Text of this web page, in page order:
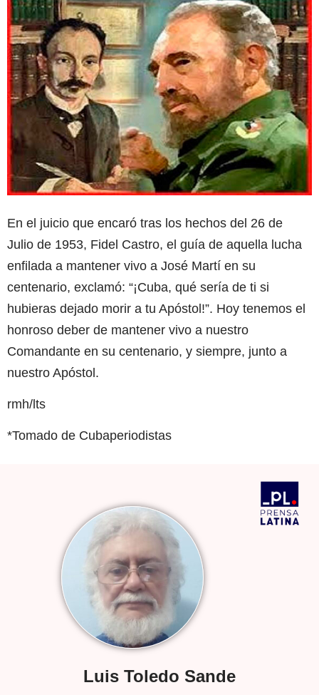
En el juicio que encaró tras los hechos del 26 de
Julio de 1953, Fidel Castro, el guía de aquella lucha
enfilada a mantener vivo a José Martí en su
centenario, exclamó: “¡Cuba, qué sería de ti si
hubieras dejado morir a tu Apóstol!”. Hoy tenemos el
honroso deber de mantener vivo a nuestro
Comandante en su centenario, y siempre, junto a
nuestro Apóstol.
rmh/lts
*Tomado de Cubaperiodistas
Luis Toledo Sande